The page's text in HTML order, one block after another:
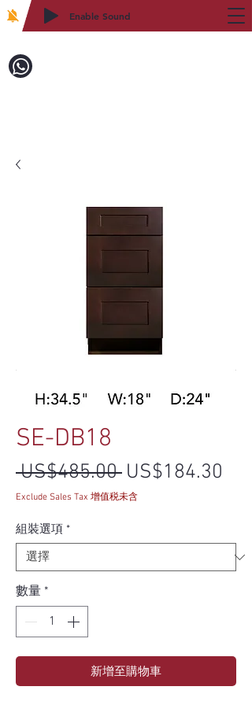
Enable Sound
SE-DB18
US$485.00 一般價格
US$184.30
Exclude Sales Tax 增值税未含
組裝選項 *
數量 *
新增至購物車